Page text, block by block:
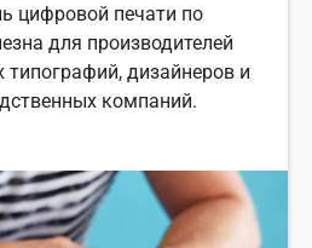
цифровой печати по
для производителей
дизайнеров и
компаний.